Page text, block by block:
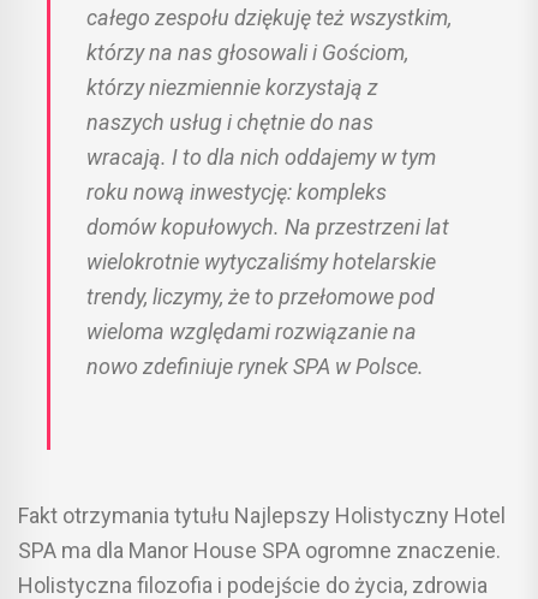
całego zespołu dziękuję też wszystkim,
którzy na nas głosowali i Gościom,
którzy niezmiennie korzystają z
naszych usług i chętnie do nas
wracają. I to dla nich oddajemy w tym
roku nową inwestycję: kompleks
domów kopułowych. Na przestrzeni lat
wielokrotnie wytyczaliśmy hotelarskie
trendy, liczymy, że to przełomowe pod
wieloma względami rozwiązanie na
nowo zdefiniuje rynek SPA w Polsce.
Fakt otrzymania tytułu Najlepszy Holistyczny Hotel
SPA ma dla Manor House SPA ogromne znaczenie.
Holistyczna filozofia i podejście do życia, zdrowia